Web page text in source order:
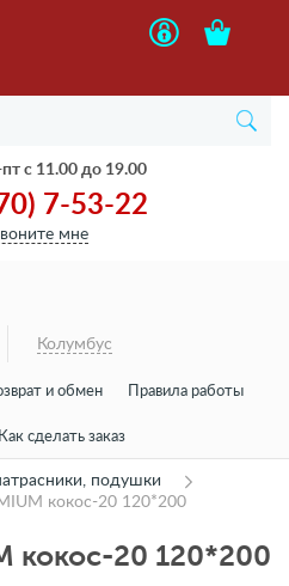
пт с 11.00 до 19.00
7-53-22
мне
Колумбус
и обмен Правила работы
Как сделать заказ
подушки
кокос-20 120*200
кокос-20 120*200